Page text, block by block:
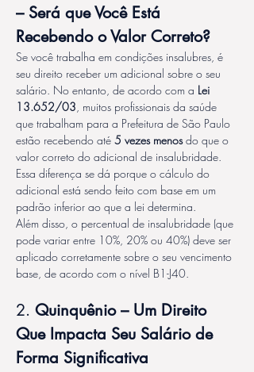
– Será que Você Está
Recebendo o Valor Correto?
Se você trabalha em condições insalubres, é
seu direito receber um adicional sobre o seu
salário. No entanto, de acordo com a Lei
13.652/03, muitos profissionais da saúde
que trabalham para a Prefeitura de São Paulo
estão recebendo até 5 vezes menos do que o
valor correto do adicional de insalubridade.
Essa diferença se dá porque o cálculo do
adicional está sendo feito com base em um
padrão inferior ao que a lei determina.
Além disso, o percentual de insalubridade (que
pode variar entre 10%, 20% ou 40%) deve ser
aplicado corretamente sobre o seu vencimento
base, de acordo com o nível B1-J40.
2. Quinquênio – Um Direito
Que Impacta Seu Salário de
Forma Significativa